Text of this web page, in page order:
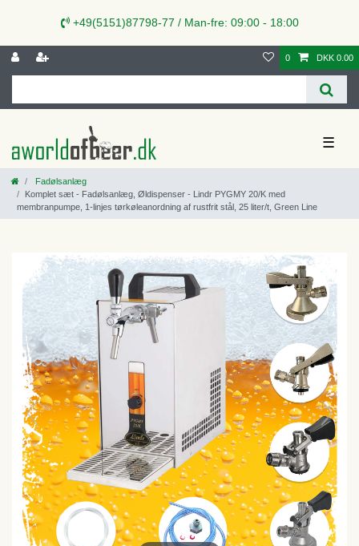
+49(5151)87798-77 / Man-fre: 09:00 - 18:00
0 DKK 0.00
☰
Fadølsanlæg
Komplet sæt - Fadølsanlæg, Øldispenser - Lindr PYGMY 20/K med
membranpumpe, 1-linjes tørkøleanordning af rustfrit stål, 25 liter/t, Green Line